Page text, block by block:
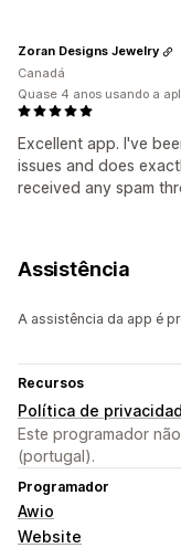
Excellent app. I've
issues and does
received any spam
Zoran Designs Jewelry
Canadá
Quase 4 anos usando a
Assistência
A assistência da app é
Recursos
Política de
Este programador
(portugal).
Programador
Awio
Website